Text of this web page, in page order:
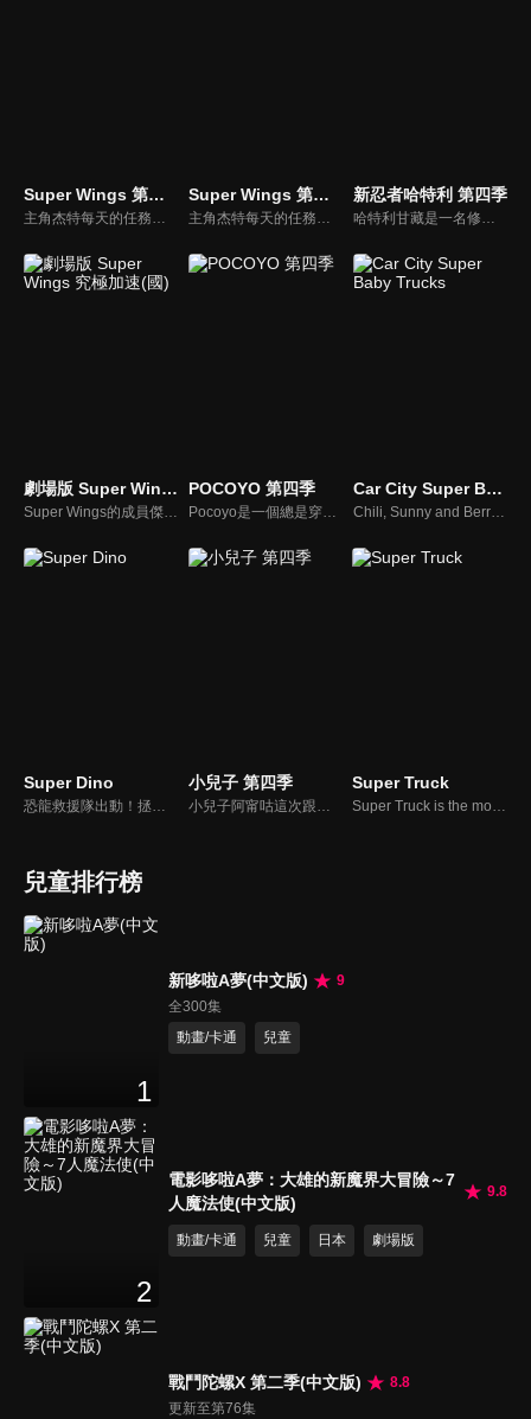
Super Wings 第三季
主角杰特每天的任務就是為世界各地的小朋友運送包裹，但杰特每次的任務都會遇到新的挑戰，快跟著一群傑出的Super Wings到世界各地去幫助大家，體驗最驚奇的冒險吧！
Super Wings 第五季
主角杰特每天的任務就是為世界各地的小朋友運送包裹，但杰特每次的任務都會遇到新的挑戰，快跟著一群傑出的Super Wings到世界各地去幫助大家，體驗最驚奇的冒險吧！
新忍者哈特利 第四季
哈特利甘藏是一名修行的伊賀流少年忍者，從伊賀到東京市區，並寄居在三葉家。作品描述哈特利與家中獨子健一的友情等，並介紹許多忍術，由於忍者出現在現代社會而引來騷動，亦牽涉到兩大忍者流派—伊賀流與甲賀流的對立。
劇場版 Super Wings 究極加速(國)
Super Wings的成員傑特是世界上最快的飛機，但他不只是願意送快遞。他希望像其他Super Wings隊友一樣受歡迎。當比利·威利綁架了一群無辜的人質時，傑特決定幫助人類女孩菲菲救出她母親…
POCOYO 第四季
Pocoyo是一個總是穿著藍色衣服、對世界充滿好奇心的活潑小男孩，他喜歡嘗試新鮮的事物，身邊也圍繞了許多和他一樣聰明可愛的好朋友。節目中的Pocoyo帶領著欣賞節目的小朋友與他一起開心遊戲，當Pocoyo遇到困難時和他一起解決，並從中學習不同的事物。
Car City Super Baby Trucks
Chili, Sunny and Berry are three cute baby cars. Every day, they go around Car City to meet its inhabitants and discover new activities... to have fun, learn and grow up !
Super Dino
恐龍救援隊出動！拯救陷入危險的恐龍朋友們！ 為了拯救陷入危險的恐龍朋友們，恐龍救援隊就此組成！成員包括迪諾、凱菈、哈利、班尼、飛飛，以及擔任指揮官的天才少女喬伊。這個超萌的恐龍救援隊能成功拯救恐龍朋友並維護蹦蹦島的和平嗎？
小兒子 第四季
小兒子阿甯咕這次跟他那糊裡糊塗但又充滿一顆溫暖之心的爸爸駱爸鼻發展爆笑又精彩的故事呢？ 這次更開始展開了與同學多采多姿的校園生活，在大人不在家的時候，與大頭兩人享受了小孩在家的歡樂時刻，以及在學校，發現了長滿毛毛腿的蜘蛛，展開與同學偷偷豢養的計畫。
Super Truck
Super Truck is the most surprising truck of Car City. Whenever a vehicle is in danger and cannot do his truck job, Super Truck transforms himself and saves the day ! Follow Super truck, Car City's greatest hero in his amazing adventures.
兒童排行榜
1
新哆啦A夢(中文版)
9
全300集
動畫/卡通
兒童
2
電影哆啦A夢：大雄的新魔界大冒險～7
人魔法使(中文版)
9.8
動畫/卡通 兒童 日本 劇場版
戰鬥陀螺X 第二季(中文版)
8.8
更新至第76集